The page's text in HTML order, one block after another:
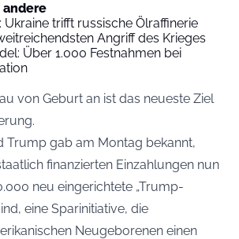
andere
Ukraine trifft russische Ölraffinerie
Angriff des Krieges
Über 1.000 Festnahmen bei
von Geburt an ist das neueste Ziel
Trump gab am Montag bekannt,
finanzierten Einzahlungen nun
neu eingerichtete „Trump-
eine Sparinitiative, die
Neugeborenen einen